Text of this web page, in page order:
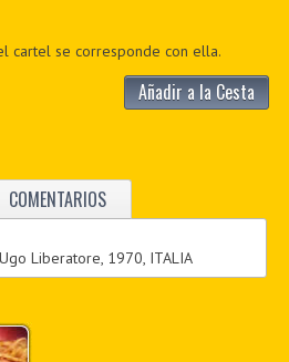
cartel se corresponde con ella.
Añadir a la Cesta
COMENTARIOS
Liberatore, 1970, ITALIA